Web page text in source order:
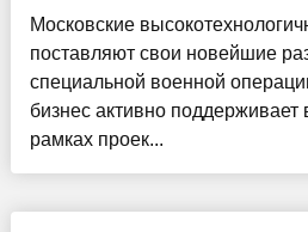
Московские
поставляют свои новейшие
специальной военной
бизнес активно
рамках проек...